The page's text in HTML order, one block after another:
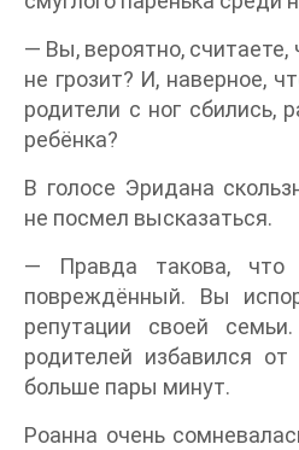
— Вы, вероятно, считаете,
не грозит? И, наверное,
родители с ног сбились,
ребёнка?
В голосе Эридана
не посмел высказаться.
— Правда такова,
повреждённый. Вы
репутации своей
родителей избавился
больше пары минут.
Роанна очень